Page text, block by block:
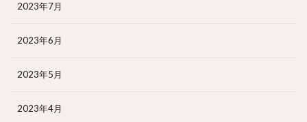
2023年7月
2023年6月
2023年5月
2023年4月